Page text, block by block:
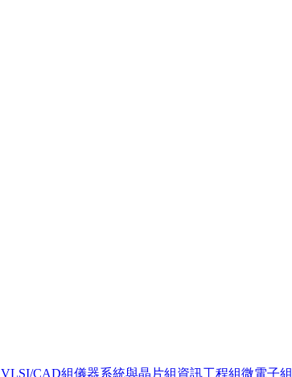
VLSI/CAD組儀器系統與晶片組資訊工程組微電子組